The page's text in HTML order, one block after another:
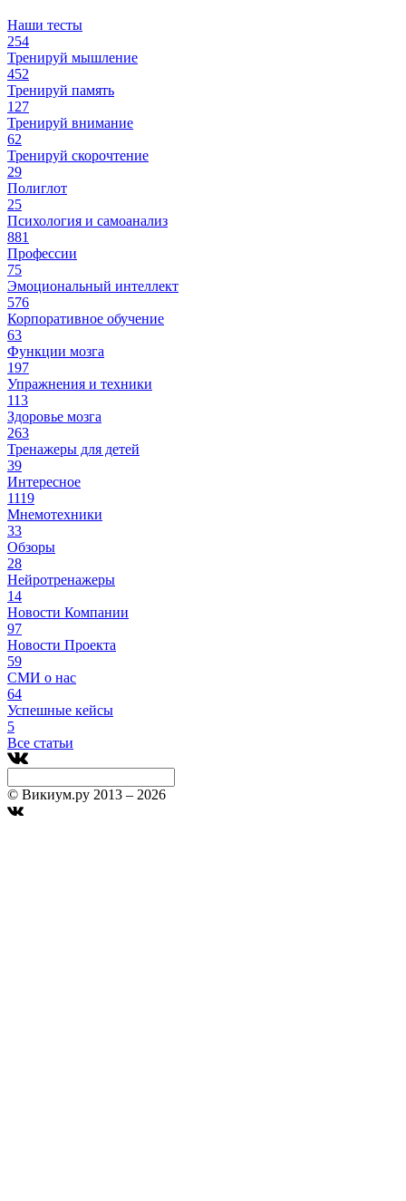
Наши тесты
254
Тренируй мышление
452
Тренируй память
127
Тренируй внимание
62
Тренируй скорочтение
29
Полиглот
25
Психология и самоанализ
881
Профессии
75
Эмоциональный интеллект
576
Корпоративное обучение
63
Функции мозга
197
Упражнения и техники
113
Здоровье мозга
263
Тренажеры для детей
39
Интересное
1119
Мнемотехники
33
Обзоры
28
Нейротренажеры
14
Новости Компании
97
Новости Проекта
59
СМИ о нас
64
Успешные кейсы
5
Все статьи
© Викиум.ру 2013 – 2026